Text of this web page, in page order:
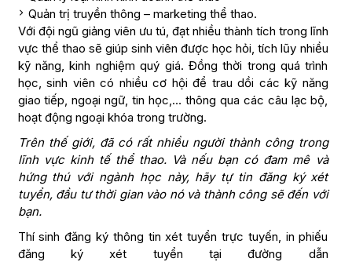
Quản trị truyền thông – marketing thể thao.
Với đội ngũ giảng viên ưu tú, đạt nhiều thành tích trong lĩnh
vực thể thao sẽ giúp sinh viên được học hỏi, tích lũy nhiều
kỹ năng, kinh nghiệm quý giá. Đồng thời trong quá trình
học, sinh viên có nhiều cơ hội để trau dồi các kỹ năng
giao tiếp, ngoại ngữ, tin học,… thông qua các câu lạc bộ,
hoạt động ngoại khóa trong trường.
Trên thế giới, đã có rất nhiều người thành công trong
lĩnh vực kinh tế thể thao. Và nếu bạn có đam mê và
hứng thú với ngành học này, hãy tự tin đăng ký xét
tuyển, đầu tư thời gian vào nó và thành công sẽ đến với
bạn.
Thí sinh đăng ký thông tin xét tuyển trực tuyến, in phiếu
đăng ký xét tuyển tại đường dẫn